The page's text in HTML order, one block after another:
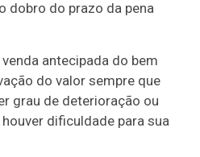
dobro do prazo da pena
antecipada do bem
do valor sempre que
grau de deterioração ou
dificuldade para sua